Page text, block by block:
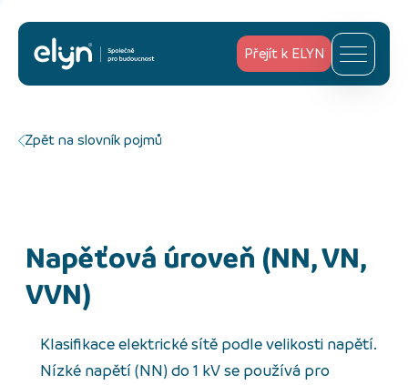
Přejít k ELYN
Zpět na slovník pojmů
napěťová úroveň (NN, VN,
VVN)
Klasifikace elektrické sítě podle velikosti napětí.
Nízké napětí (NN) do 1 kV se používá pro